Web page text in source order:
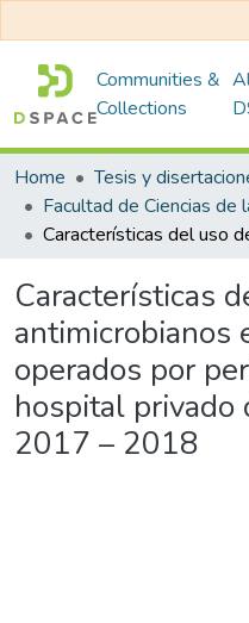
Communities &
Collections
Home Tesis y
Características
antimicrobianos
operados por
hospital privado
2017 – 2018